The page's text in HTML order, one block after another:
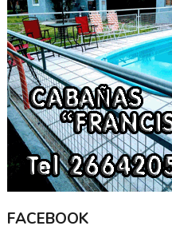
FACEBOOK